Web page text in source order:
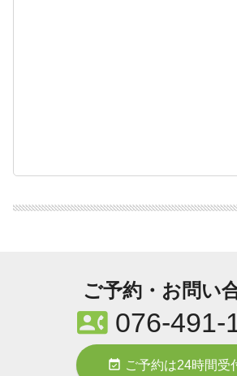
ご予約・お問い
contact_phone076-491-
event_available ご予約は24時間受